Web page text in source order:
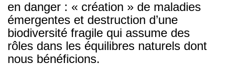
en danger : « création » de maladies
émergentes et destruction d’une
biodiversité fragile qui assume des
rôles dans les équilibres naturels dont
nous bénéficions.